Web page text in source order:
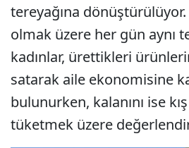
tereyağına
olmak üzere her gün aynı
kadınlar, ürettikleri
satarak aile ekonomisine
bulunurken, kalanını ise
tüketmek üzere